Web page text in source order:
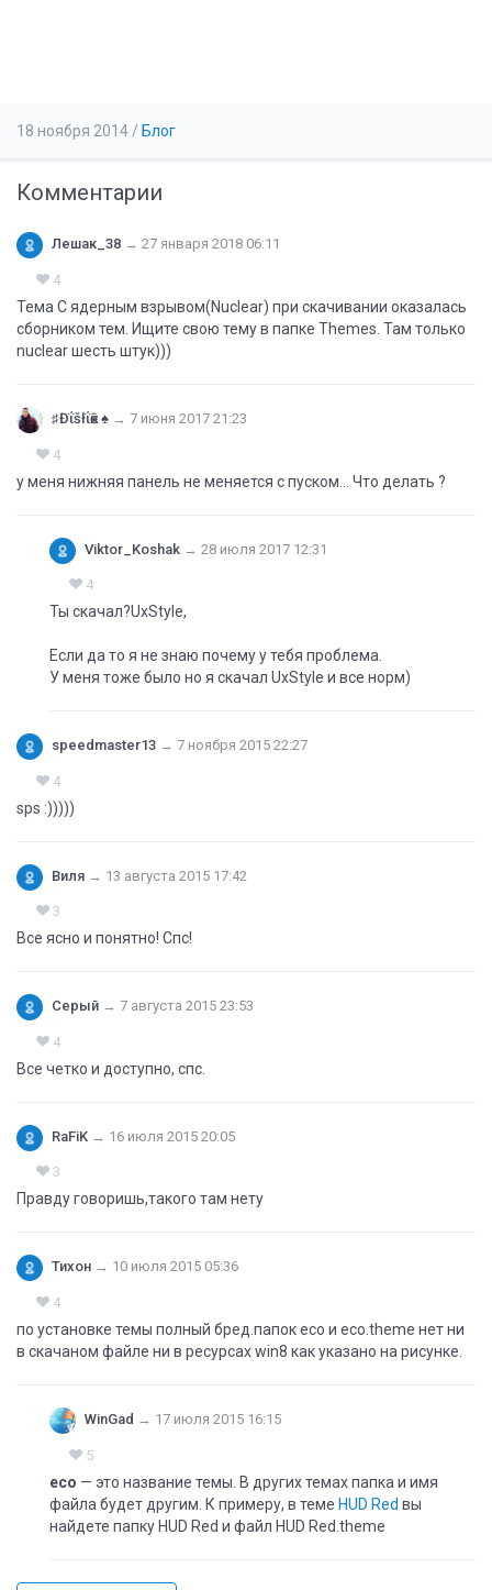
18 ноября 2014/ Блог
Комментарии
Лешак_38 → 27 января 2018 06:11
4
Тема С ядерным взрывом(Nuclear) при скачивании оказалась
сборником тем. Ищите свою тему в папке Themes. Там только
nuclear шесть штук)))
♯Đΐšłΐҝē ♠ → 7 июня 2017 21:23
4
у меня нижняя панель не меняется с пуском... Что делать ?
Viktor_Koshak → 28 июля 2017 12:31
4
Ты скачал?UxStyle,
Если да то я не знаю почему у тебя проблема.
У меня тоже было но я скачал UxStyle и все норм)
speedmaster13 → 7 ноября 2015 22:27
4
sps :)))))
Виля → 13 августа 2015 17:42
3
Все ясно и понятно! Спс!
Серый → 7 августа 2015 23:53
4
Все четко и доступно, спс.
RaFiK → 16 июля 2015 20:05
3
Правду говоришь,такого там нету
Тихон → 10 июля 2015 05:36
4
по установке темы полный бред.папок eco и eco.theme нет ни
в скачаном файле ни в ресурсах win8 как указано на рисунке.
WinGad → 17 июля 2015 16:15
5
eco — это название темы. В других темах папка и имя
файла будет другим. К примеру, в теме HUD Red вы
найдете папку HUD Red и файл HUD Red.theme